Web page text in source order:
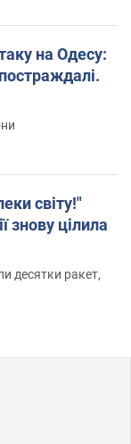
на Одесу:
світу!"
знову цілила
десятки ракет,